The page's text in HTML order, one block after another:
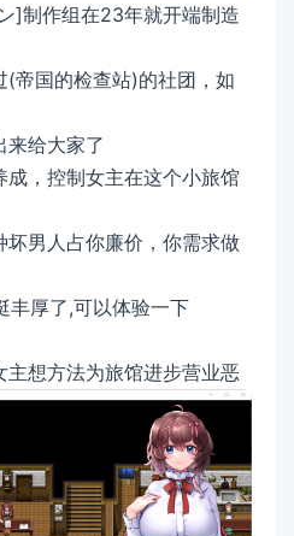
]制作组在23年就开端制造
帝国的检查站)的社团，如
来给大家了
，控制女主在这个小旅馆
男人占你廉价，你需求做
丰厚了,可以体验一下
想方法为旅馆进步营业恶